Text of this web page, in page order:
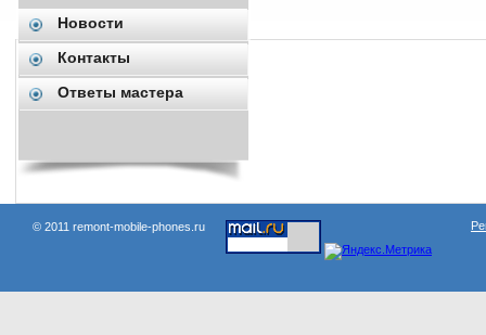
Наши проекты:
Новости
Контакты
Ответы мастера
© 2011 remont-mobile-phones.ru